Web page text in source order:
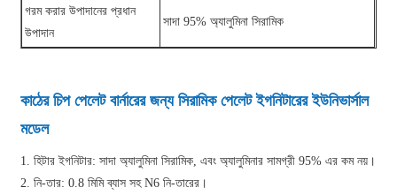
গরম করার উপাদানের প্রধান
উপাদান
সাদা 95% অ্যালুমিনা সিরামিক
কাঠের চিপ পেলেট বার্নারের জন্য সিরামিক পেলেট ইগনিটারের ইউনিভার্সাল
মডেল
1. হিটার ইগনিটার: সাদা অ্যালুমিনা সিরামিক, এবং অ্যালুমিনার সামগ্রী 95% এর কম নয়।
2. নি-তার: 0.8 মিমি ব্যাস সহ N6 নি-তারের।